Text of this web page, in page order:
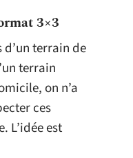
3×3
terrain de
terrain
on n’a
ces
L’idée est